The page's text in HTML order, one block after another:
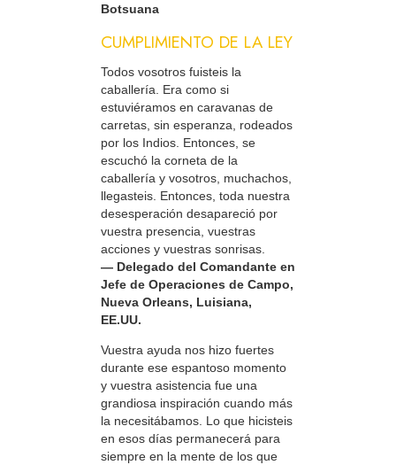
Botsuana
CUMPLIMIENTO DE LA LEY
Todos vosotros fuisteis la
caballería. Era como si
estuviéramos en caravanas de
carretas, sin esperanza, rodeados
por los Indios. Entonces, se
escuchó la corneta de la
caballería y vosotros, muchachos,
llegasteis. Entonces, toda nuestra
desesperación desapareció por
vuestra presencia, vuestras
acciones y vuestras sonrisas.
— Delegado del Comandante en
Jefe de Operaciones de Campo,
Nueva Orleans, Luisiana,
EE.UU.
Vuestra ayuda nos hizo fuertes
durante ese espantoso momento
y vuestra asistencia fue una
grandiosa inspiración cuando más
la necesitábamos. Lo que hicisteis
en esos días permanecerá para
siempre en la mente de los que